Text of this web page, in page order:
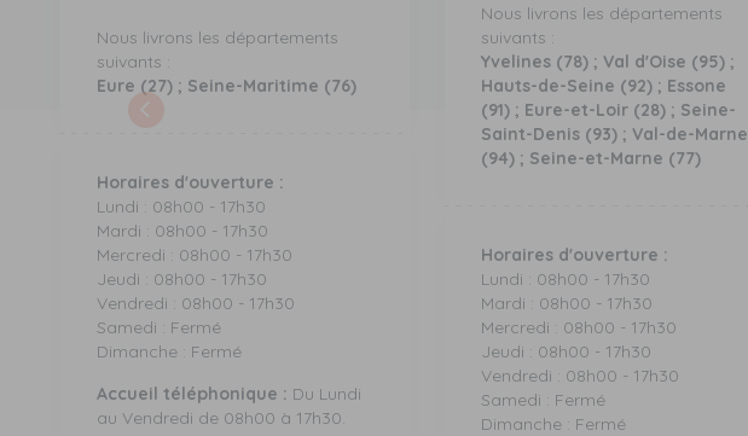
Nous livrons les départements
suivants :
Eure (27) ; Seine-Maritime (76)
Horaires d'ouverture :
Lundi : 08h00 - 17h30
Mardi : 08h00 - 17h30
Mercredi : 08h00 - 17h30
Jeudi : 08h00 - 17h30
Vendredi : 08h00 - 17h30
Samedi : Fermé
Dimanche : Fermé
Accueil téléphonique : Du Lundi
au Vendredi de 08h00 à 17h30.
Nous livrons les départements
suivants :
Yvelines (78) ; Val d'Oise (95) ;
Hauts-de-Seine (92) ; Essone
(91) ; Eure-et-Loir (28) ; Seine-
Saint-Denis (93) ; Val-de-Marne
(94) ; Seine-et-Marne (77)
Horaires d'ouverture :
Lundi : 08h00 - 17h30
Mardi : 08h00 - 17h30
Mercredi : 08h00 - 17h30
Jeudi : 08h00 - 17h30
Vendredi : 08h00 - 17h30
Samedi : Fermé
Dimanche : Fermé